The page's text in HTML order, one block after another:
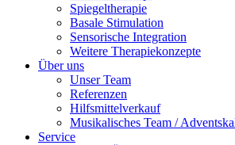
Spiegeltherapie
Basale Stimulation
Sensorische Integration
Weitere Therapiekonzepte
Über uns
Unser Team
Referenzen
Hilfsmittelverkauf
Musikalisches Team /
Service